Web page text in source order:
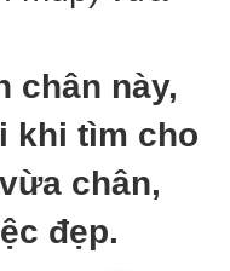
chân này,
khi tìm cho
chân,
đẹp.